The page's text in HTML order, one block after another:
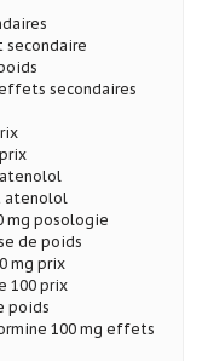
secondaires
atenolol
mg posologie
de poids
mg prix
100 prix
poids
100 mg effets